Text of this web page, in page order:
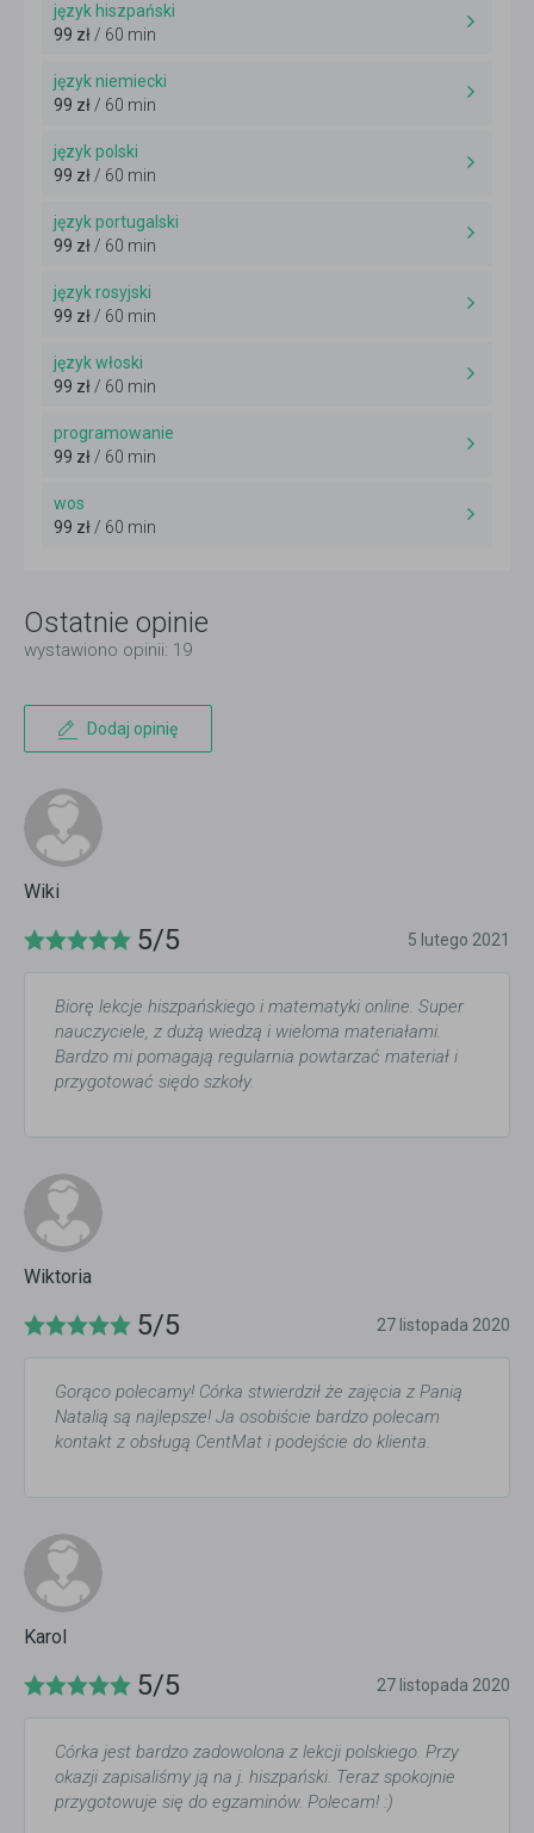
język hiszpański
99 zł/ 60 min
język niemiecki
99 zł/ 60 min
język polski
99 zł/ 60 min
język portugalski
99 zł/ 60 min
język rosyjski
99 zł/ 60 min
język włoski
99 zł/ 60 min
programowanie
99 zł/ 60 min
wos
99 zł/ 60 min
Ostatnie opinie
wystawiono opinii: 19
Dodaj opinię
Wiki
5/5 5 lutego 2021
Biorę lekcje hiszpańskiego i matematyki online. Super
nauczyciele, z dużą wiedzą i wieloma materiałami.
Bardzo mi pomagają regularnia powtarzać materiał i
przygotować siędo szkoły.
Wiktoria
5/5 27 listopada 2020
Gorąco polecamy! Córka stwierdził że zajęcia z Panią
Natalią są najlepsze! Ja osobiście bardzo polecam
kontakt z obsługą CentMat i podejście do klienta.
Karol
5/5 27 listopada 2020
Córka jest bardzo zadowolona z lekcji polskiego. Przy
okazji zapisaliśmy ją na j. hiszpański. Teraz spokojnie
przygotowuje się do egzaminów. Polecam! :)